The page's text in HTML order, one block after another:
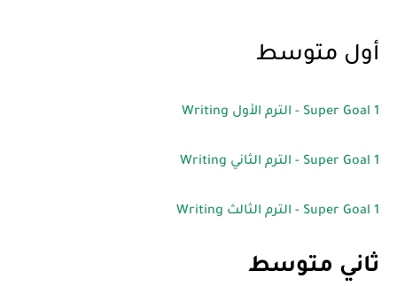
أول متوسط
Super Goal 1 - الترم الأول Writing
Super Goal 1 - الترم الثاني Writing
Super Goal 1 - الترم الثالث Writing
ثاني متوسط